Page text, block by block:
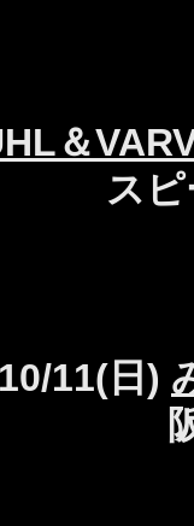
＆
ス
11(日)